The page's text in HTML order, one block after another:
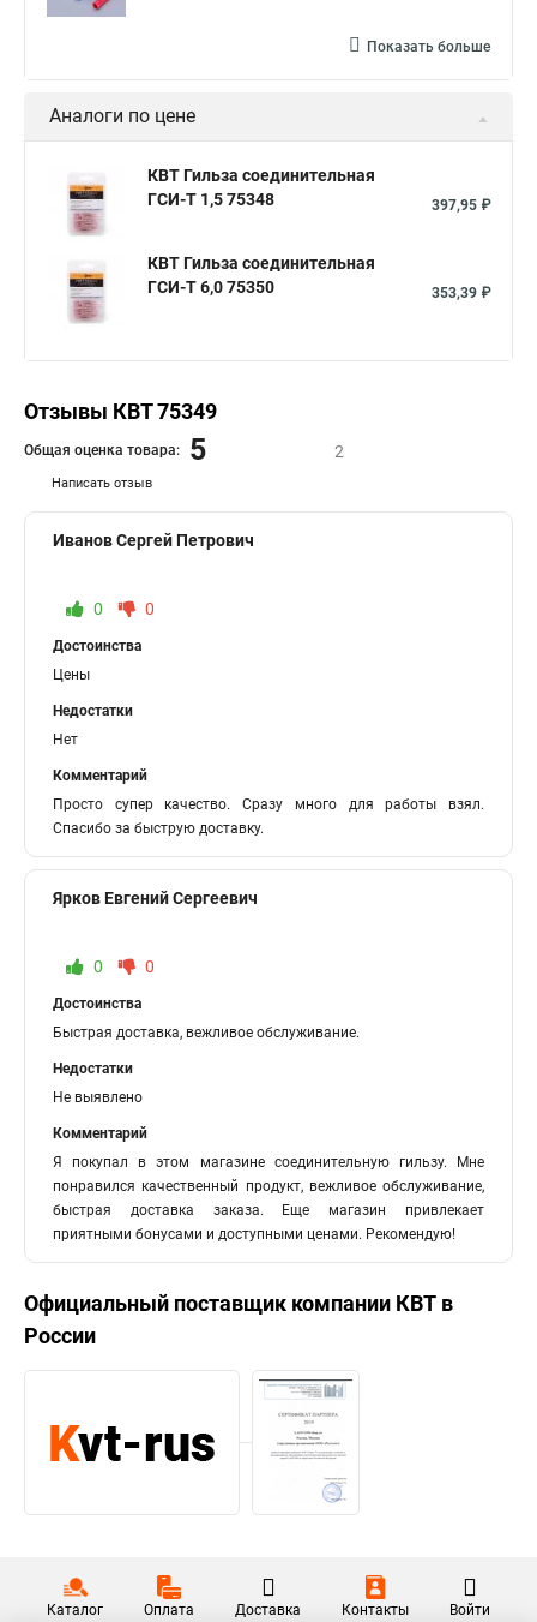
Показать больше
Аналоги по цене
КВТ Гильза соединительная
ГСИ-Т 1,5 75348
397,95 ₽
КВТ Гильза соединительная
ГСИ-Т 6,0 75350
353,39 ₽
Отзывы КВТ 75349
Написать отзыв
Общая оценка товара: 5 2
Иванов Сергей Петрович
0 0
Достоинства
Цены
Недостатки
Нет
Комментарий
Просто супер качество. Сразу много для работы взял.
Спасибо за быструю доставку.
Ярков Евгений Сергеевич
0 0
Достоинства
Быстрая доставка, вежливое обслуживание.
Недостатки
Не выявлено
Комментарий
Я покупал в этом магазине соединительную гильзу. Мне
понравился качественный продукт, вежливое обслуживание,
быстрая доставка заказа. Еще магазин привлекает
приятными бонусами и доступными ценами. Рекомендую!
Официальный поставщик компании КВТ в
России
Каталог Оплата Доставка Контакты Войти